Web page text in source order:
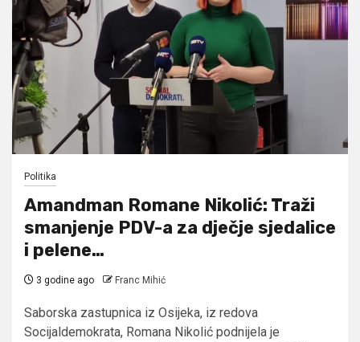
Politika
Amandman Romane Nikolić: Traži
smanjenje PDV-a za dječje sjedalice
i pelene…
3 godine ago Franc Mihić
Saborska zastupnica iz Osijeka, iz redova
Socijaldemokrata, Romana Nikolić podnijela je